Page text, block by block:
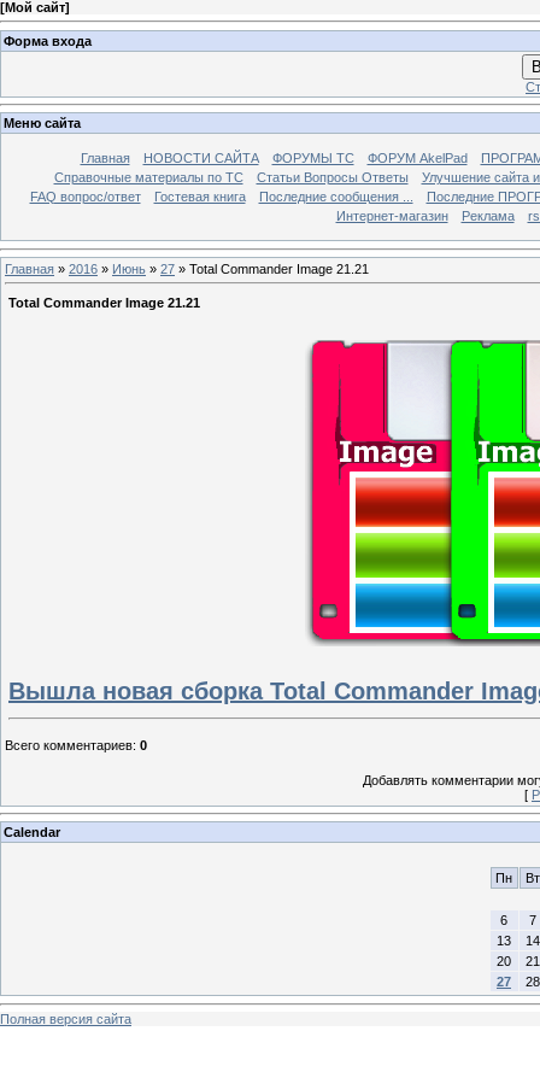
[Мой сайт]
Форма входа
Меню сайта
Главная НОВОСТИ САЙТА ФОРУМЫ TC ФОРУМ AkelPad
Справочные материалы по TС
Статьи Вопросы Ответы
Улучшение сайта
FAQ вопрос/ответ
Гостевая книга Последние сообщения ...
Последние
Интернет-магазин
Реклама
Главная » 2016 » Июнь » 27 » Total Commander Image 21.21
Total Commander Image 21.21
Вышла новая сборка Total Commander
Всего комментариев: 0
Добавлять комментарии
[
Calendar
Пн Вт
6
7
13
14
20
21
27
28
Полная версия сайта